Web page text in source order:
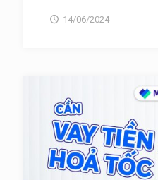
14/06/2024